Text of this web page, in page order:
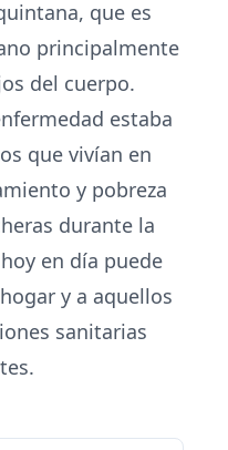
que es
principalmente
del cuerpo.
estaba
que vivían en
y pobreza
durante la
en día puede
y a aquellos
sanitarias